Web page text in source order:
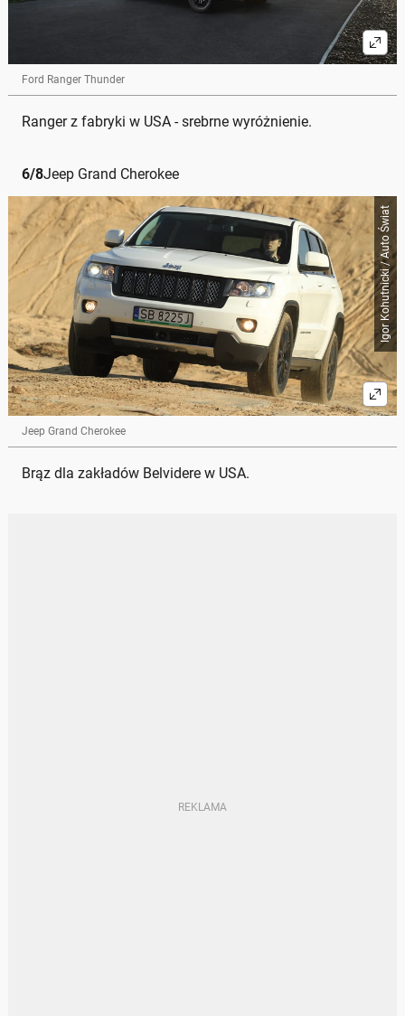
Ford Ranger Thunder
Ranger z fabryki w USA - srebrne wyróżnienie.
6/8Jeep Grand Cherokee
Igor Kohutnicki / Auto Świat
Jeep Grand Cherokee
Brąz dla zakładów Belvidere w USA.